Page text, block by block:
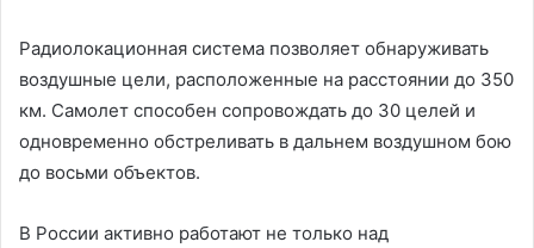
Радиолокационная система позволяет обнаруживать
воздушные цели, расположенные на расстоянии до 350
км. Самолет способен сопровождать до 30 целей и
одновременно обстреливать в дальнем воздушном бою
до восьми объектов.
В России активно работают не только над